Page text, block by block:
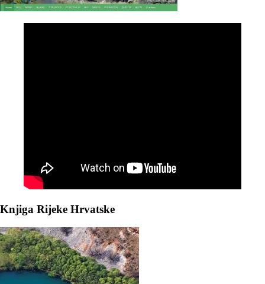
Knjiga Rijeke Hrvatske